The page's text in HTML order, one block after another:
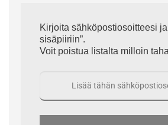
Kirjoita sähköpostiosoitteesi
sisäpiiriin”.
Voit poistua listalta milloin